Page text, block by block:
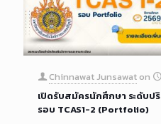
Chinnawat Junsawat on
เปิดรับสมัครนักศึกษา ระดับ
รอบ TCAS1-2 (Portfolio)